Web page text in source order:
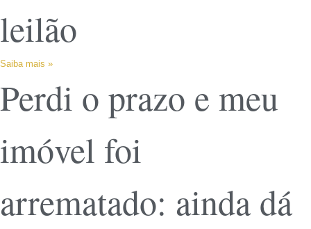
leilão
Saiba mais »
Perdi o prazo e meu
imóvel foi
arrematado: ainda dá